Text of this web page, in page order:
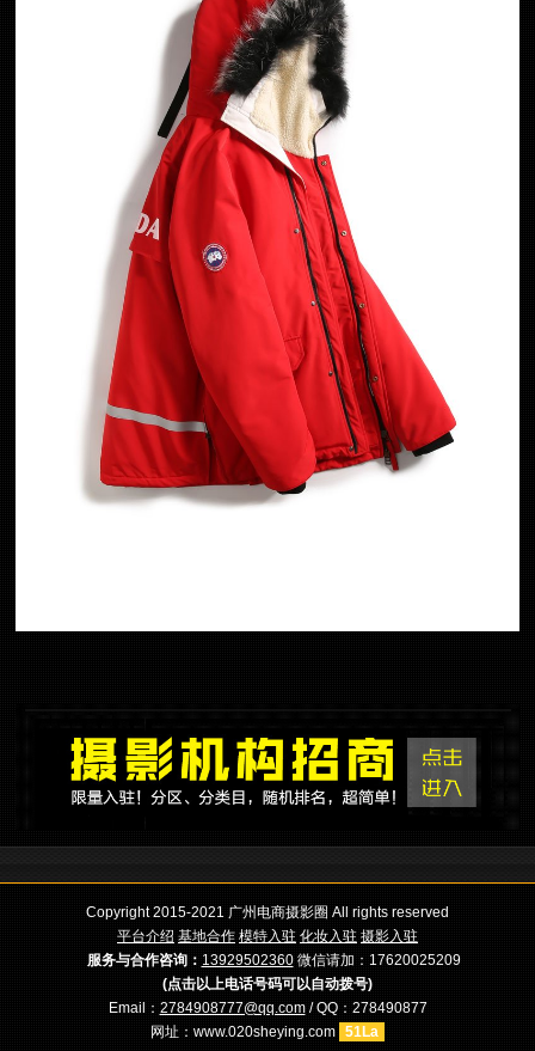
Copyright 2015-2021 广州电商摄影圈 All rights reserved
平台介绍 基地合作 模特入驻 化妆入驻 摄影入驻
服务与合作咨询： 13929502360微信请加：17620025209
(点击以上电话号码可以自动拨号)
Email： 2784908777@qq.com/ QQ：278490877
网址：www.020sheying.com 51La